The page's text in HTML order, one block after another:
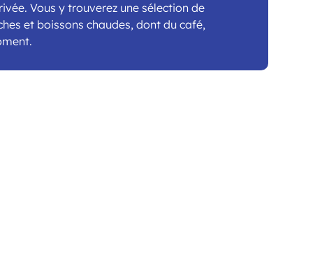
Vous y trouverez une sélection de
et boissons chaudes, dont du café,